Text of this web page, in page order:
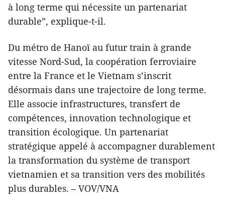
à long terme qui nécessite un partenariat
durable”, explique-t-il.
Du métro de Hanoï au futur train à grande
vitesse Nord-Sud, la coopération ferroviaire
entre la France et le Vietnam s’inscrit
désormais dans une trajectoire de long terme.
Elle associe infrastructures, transfert de
compétences, innovation technologique et
transition écologique. Un partenariat
stratégique appelé à accompagner durablement
la transformation du système de transport
vietnamien et sa transition vers des mobilités
plus durables. – VOV/VNA